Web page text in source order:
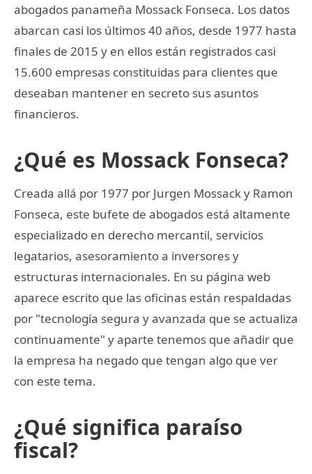
abogados panameña Mossack Fonseca. Los datos
abarcan casi los últimos 40 años, desde 1977 hasta
finales de 2015 y en ellos están registrados casi
15.600 empresas constituidas para clientes que
deseaban mantener en secreto sus asuntos
financieros.
¿Qué es Mossack Fonseca?
Creada allá por 1977 por Jurgen Mossack y Ramon
Fonseca, este bufete de abogados está altamente
especializado en derecho mercantil, servicios
legatarios, asesoramiento a inversores y
estructuras internacionales. En su página web
aparece escrito que las oficinas están respaldadas
por "tecnología segura y avanzada que se actualiza
continuamente" y aparte tenemos que añadir que
la empresa ha negado que tengan algo que ver
con este tema.
¿Qué significa paraíso
fiscal?